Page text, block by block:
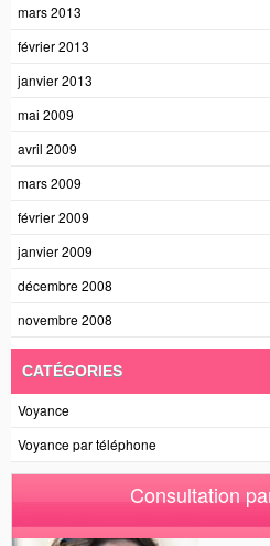
mars 2013
février 2013
janvier 2013
mai 2009
avril 2009
mars 2009
février 2009
janvier 2009
décembre 2008
novembre 2008
CATÉGORIES
Voyance
Voyance par téléphone
Consultation